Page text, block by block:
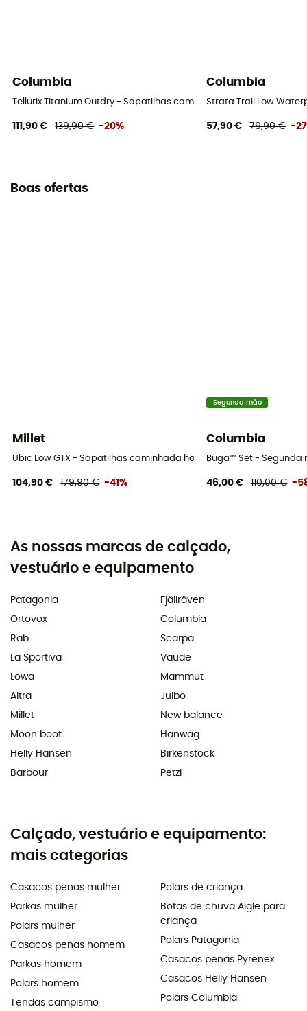
Columbia
Tellurix Titanium Outdry - Sapatilhas caminhada homem
111,90 € 139,90 € -20%
Columbia
Strata Trail Low
57,90 € 79,90 € -
Boas ofertas
Millet
Ubic Low GTX - Sapatilhas caminhada homem
104,90 € 179,90 € -41%
Segunda mão
Columbia
Buga™ Set - Segunda
46,00 € 110,00 € -
As nossas marcas de calçado,
vestuário e equipamento
Patagonia
Ortovox
Rab
La Sportiva
Lowa
Altra
Millet
Moon boot
Helly Hansen
Barbour
Fjällräven
Columbia
Scarpa
Vaude
Mammut
Julbo
New balance
Hanwag
Birkenstock
Petzl
Calçado, vestuário e equipamento:
mais categorias
Casacos penas mulher
Parkas mulher
Polars mulher
Casacos penas homem
Parkas homem
Polars homem
Tendas campismo
Polars de criança
Botas de chuva Aigle para
criança
Polars Patagonia
Casacos penas Pyrenex
Casacos Helly Hansen
Polars Columbia